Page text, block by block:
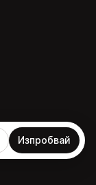
Изпробвай